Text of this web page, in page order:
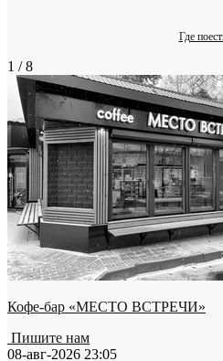
Где
1 / 8
Кофе-бар «МЕСТО ВСТРЕЧИ»
Пишите нам
08-авг-2026 23:05